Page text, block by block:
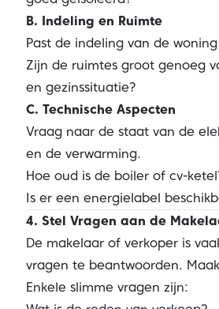
B. Indeling en Ruimte
Past de indeling van de
Zijn de ruimtes groot genoeg
en gezinssituatie?
C. Technische Aspecten
Vraag naar de staat van de
en de verwarming.
Hoe oud is de boiler of cv-
Is er een energielabel
4. Stel Vragen aan de
De makelaar of verkoper is
vragen te beantwoorden.
Enkele slimme vragen zijn: